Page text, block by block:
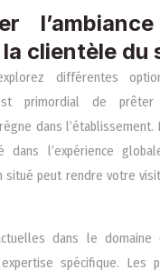
clientèle du
différentes
primordial de
dans l’établissement.
l’expérience
situé peut rendre votre
dans le domaine
spécifique. Les